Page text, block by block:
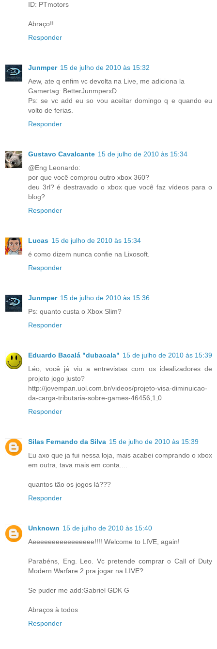
ID: PTmotors
Abraço!!
Responder
Junmper 15 de julho de 2010 às 15:32
Aew, ate q enfim vc devolta na Live, me adiciona la
Gamertag: BetterJunmperxD
Ps: se vc add eu so vou aceitar domingo q e quando eu
volto de ferias.
Responder
Gustavo Cavalcante 15 de julho de 2010 às 15:34
@Eng Leonardo:
por que você comprou outro xbox 360?
deu 3rl? é destravado o xbox que você faz vídeos para o
blog?
Responder
Lucas 15 de julho de 2010 às 15:34
é como dizem nunca confie na Lixosoft.
Responder
Junmper 15 de julho de 2010 às 15:36
Ps: quanto custa o Xbox Slim?
Responder
Eduardo Bacalá "dubacala" 15 de julho de 2010 às 15:39
Léo, você já viu a entrevistas com os idealizadores de
projeto jogo justo?
http://jovempan.uol.com.br/videos/projeto-visa-diminuicao-
da-carga-tributaria-sobre-games-46456,1,0
Responder
Silas Fernando da Silva 15 de julho de 2010 às 15:39
Eu axo que ja fui nessa loja, mais acabei comprando o xbox
em outra, tava mais em conta....
quantos tão os jogos lá???
Responder
Unknown 15 de julho de 2010 às 15:40
Aeeeeeeeeeeeeeeee!!!! Welcome to LIVE, again!
Parabéns, Eng. Leo. Vc pretende comprar o Call of Duty
Modern Warfare 2 pra jogar na LIVE?
Se puder me add:Gabriel GDK G
Abraços à todos
Responder